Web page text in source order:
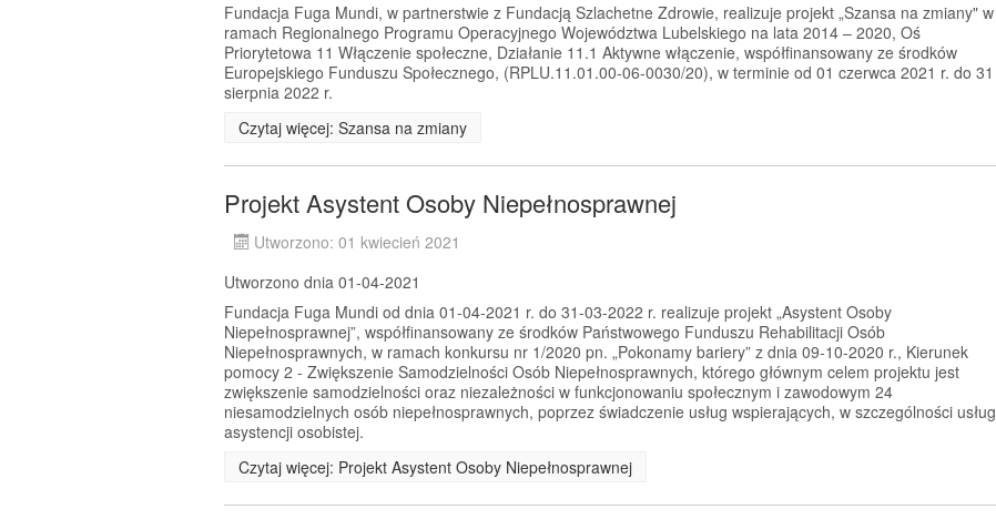
Fundacja Fuga Mundi, w partnerstwie z Fundacją Szlachetne Zdrowie, realizuje projekt „Szansa na zmiany" w
ramach Regionalnego Programu Operacyjnego Województwa Lubelskiego na lata 2014 – 2020, Oś
Priorytetowa 11 Włączenie społeczne, Działanie 11.1 Aktywne włączenie, współfinansowany ze środków
Europejskiego Funduszu Społecznego, (RPLU.11.01.00-06-0030/20), w terminie od 01 czerwca 2021 r. do 31
sierpnia 2022 r.
Czytaj więcej: Szansa na zmiany
Projekt Asystent Osoby Niepełnosprawnej
Utworzono: 01 kwiecień 2021
Utworzono dnia 01-04-2021
Fundacja Fuga Mundi od dnia 01-04-2021 r. do 31-03-2022 r. realizuje projekt „Asystent Osoby
Niepełnosprawnej”, współfinansowany ze środków Państwowego Funduszu Rehabilitacji Osób
Niepełnosprawnych, w ramach konkursu nr 1/2020 pn. „Pokonamy bariery” z dnia 09-10-2020 r., Kierunek
pomocy 2 - Zwiększenie Samodzielności Osób Niepełnosprawnych, którego głównym celem projektu jest
zwiększenie samodzielności oraz niezależności w funkcjonowaniu społecznym i zawodowym 24
niesamodzielnych osób niepełnosprawnych, poprzez świadczenie usług wspierających, w szczególności usług
asystencji osobistej.
Czytaj więcej: Projekt Asystent Osoby Niepełnosprawnej